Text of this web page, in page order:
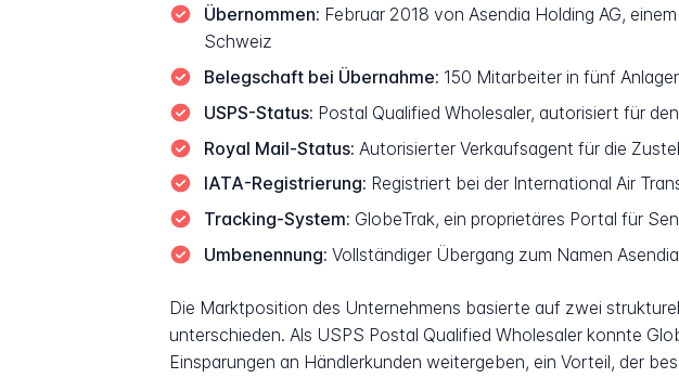
Übernommen: Februar 2018 von Asendia Holding AG,
Schweiz
Belegschaft bei Übernahme: 150 Mitarbeiter in fünf
USPS-Status: Postal Qualified Wholesaler, autorisiert für
Royal Mail-Status: Autorisierter Verkaufsagent für die
IATA-Registrierung: Registriert bei der International Air
Tracking-System: GlobeTrak, ein proprietäres Portal für
Umbenennung: Vollständiger Übergang zum Namen
Die Marktposition des Unternehmens basierte auf zwei
unterschieden. Als USPS Postal Qualified Wholesaler konnte
Einsparungen an Händlerkunden weitergeben, ein Vorteil, der